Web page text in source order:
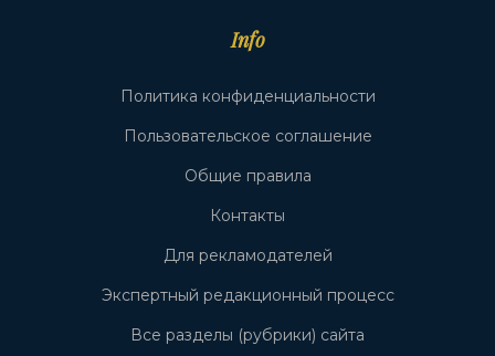
Info
Политика конфиденциальности
Пользовательское соглашение
Общие правила
Контакты
Для рекламодателей
Экспертный редакционный процесс
Все разделы (рубрики) сайта